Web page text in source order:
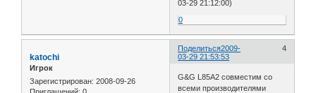
03-29 21:12:00)
0
Поделиться 4
2009-
03-29 21:53:53
katochi
Игрок
Зарегистрирован: 2008-09-26
G&G L85A2 совместим со
всеми производителями